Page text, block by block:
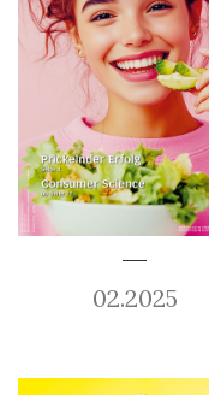
02.2025